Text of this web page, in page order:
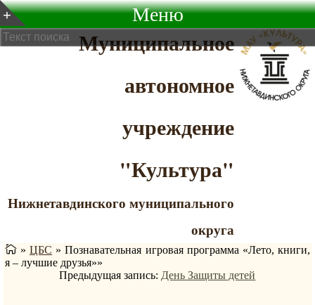
Муниципальное
автономное
учреждение
"Культура"
Нижнетавдинского муниципального
округа
Меню
» ЦБС » Познавательная игровая программа «Лето, книги,
я – лучшие друзья»»
Предыдущая запись: День Защиты детей